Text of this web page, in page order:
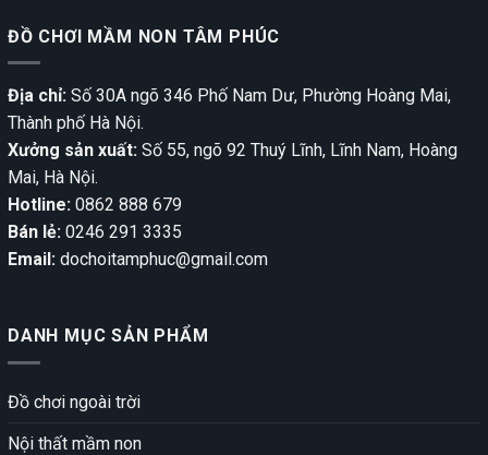
ĐỒ CHƠI MẦM NON TÂM PHÚC
Địa chỉ: Số 30A ngõ 346 Phố Nam Dư, Phường Hoàng Mai,
Thành phố Hà Nội.
Xưởng sản xuất: Số 55, ngõ 92 Thuý Lĩnh, Lĩnh Nam, Hoàng
Mai, Hà Nội.
Hotline: 0862 888 679
Bán lẻ: 0246 291 3335
Email: dochoitamphuc@gmail.com
DANH MỤC SẢN PHẨM
Đồ chơi ngoài trời
Nội thất mầm non